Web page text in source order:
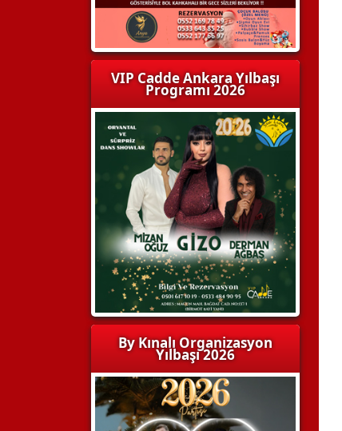
VIP Cadde Ankara Yılbaşı
Programı 2026
By Kınalı Organizasyon
Yılbaşı 2026